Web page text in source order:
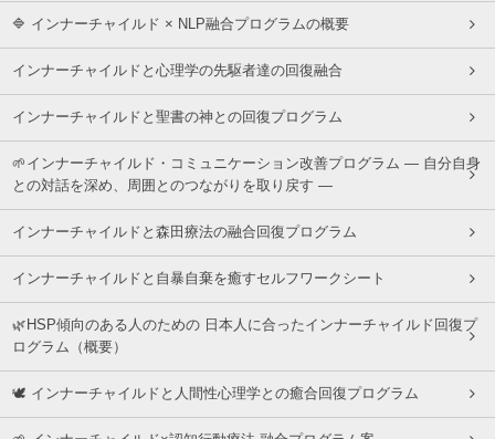
🔷 インナーチャイルド × NLP融合プログラムの概要
インナーチャイルドと心理学の先駆者達の回復融合
インナーチャイルドと聖書の神との回復プログラム
🌱インナーチャイルド・コミュニケーション改善プログラム ― 自分自身
との対話を深め、周囲とのつながりを取り戻す ―
インナーチャイルドと森田療法の融合回復プログラム
インナーチャイルドと自暴自棄を癒すセルフワークシート
🌿HSP傾向のある人のための 日本人に合ったインナーチャイルド回復プ
ログラム（概要）
🕊 インナーチャイルドと人間性心理学との癒合回復プログラム